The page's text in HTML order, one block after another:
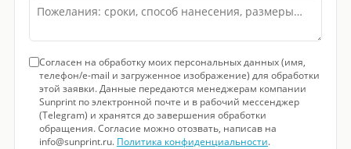
Согласен на обработку моих персональных данных (имя,
телефон/e-mail и загруженное изображение) для обработки
этой заявки. Данные передаются менеджерам компании
Sunprint по электронной почте и в рабочий мессенджер
(Telegram) и хранятся до завершения обработки
обращения. Согласие можно отозвать, написав на
info@sunprint.ru. Политика конфиденциальности.